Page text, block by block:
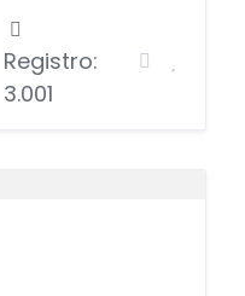
Registro:
3.001